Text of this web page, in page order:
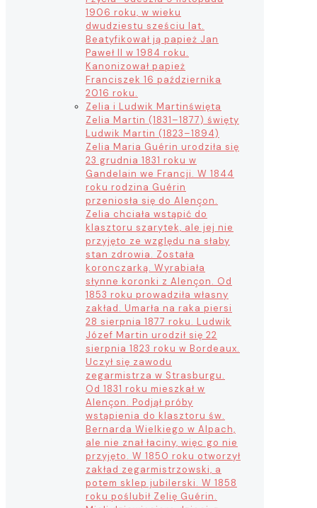
1906 roku, w wieku
dwudziestu sześciu lat.
Beatyfikował ją papież Jan
Paweł II w 1984 roku.
Kanonizował papież
Franciszek 16 października
2016 roku.
Zelia i Ludwik Martinświęta
Zelia Martin (1831–1877) święty
Ludwik Martin (1823–1894)
Zelia Maria Guérin urodziła się
23 grudnia 1831 roku w
Gandelain we Francji. W 1844
roku rodzina Guérin
przeniosła się do Alençon.
Zelia chciała wstąpić do
klasztoru szarytek, ale jej nie
przyjęto ze względu na słaby
stan zdrowia. Została
koronczarką. Wyrabiała
słynne koronki z Alençon. Od
1853 roku prowadziła własny
zakład. Umarła na raka piersi
28 sierpnia 1877 roku. Ludwik
Józef Martin urodził się 22
sierpnia 1823 roku w Bordeaux.
Uczył się zawodu
zegarmistrza w Strasburgu.
Od 1831 roku mieszkał w
Alençon. Podjął próby
wstąpienia do klasztoru św.
Bernarda Wielkiego w Alpach,
ale nie znał łaciny, więc go nie
przyjęto. W 1850 roku otworzył
zakład zegarmistrzowski, a
potem sklep jubilerski. W 1858
roku poślubił Zelię Guérin.